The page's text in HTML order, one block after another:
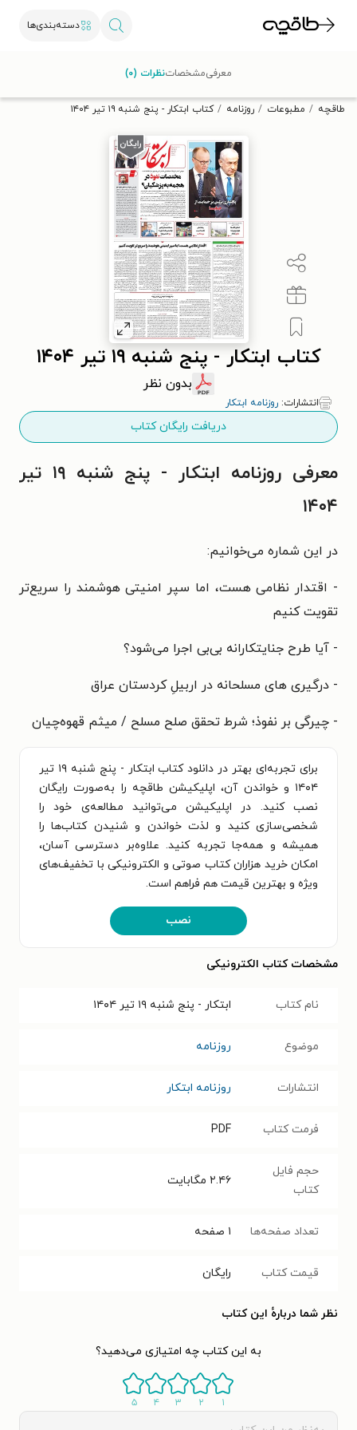
دسته‌بندی‌ها
تخفیف از طاقچه دریافت کن.
طاقچه مطبوعات روزنامه کتاب ابتکار - پنج شنبه ۱۹ تیر ۱۴۰۴
کتاب ابتکار - پنج شنبه ۱۹ تیر ۱۴۰۴
بدون نظر
انتشارات: روزنامه ابتکار
دریافت رایگان کتاب
معرفیمشخصاتنظرات (۰)
معرفی روزنامه ابتکار - پنج شنبه ۱۹ تیر
۱۴۰۴
در این شماره می‌خوانیم:
- اقتدار نظامی هست، اما سپر امنیتی هوشمند را سریع‌تر
تقویت کنیم
- آیا طرح جنایتکارانه بی‌بی اجرا می‌شود؟
- درگیری های مسلحانه در اربیلِ کردستان عراق
- چیرگی بر نفوذ؛ شرط تحقق صلح مسلح / میثم قهوه‌چیان
برای تجربه‌ای بهتر در دانلود کتاب ابتکار - پنج شنبه ۱۹ تیر
۱۴۰۴ و خواندن آن، اپلیکیشن طاقچه را به‌صورت رایگان
نصب کنید. در اپلیکیشن می‌توانید مطالعه‌ی خود را
شخصی‌سازی کنید و لذت خواندن و شنیدن کتاب‌ها را
همیشه و همه‌جا تجربه کنید. علاوه‌بر دسترسی آسان،
امکان خرید هزاران کتاب صوتی و الکترونیکی با تخفیف‌های
ویژه و بهترین قیمت هم فراهم است.
نصب
مشخصات کتاب الکترونیکی
نام کتاب ابتکار - پنج شنبه ۱۹ تیر ۱۴۰۴
موضوع روزنامه
انتشارات روزنامه ابتکار
فرمت کتاب PDF
حجم فایل
کتاب
۲.۴۶ مگابایت
تعداد صفحه‌ها ۱ صفحه
قیمت کتاب رایگان
نظر شما دربارهٔ این کتاب
به این کتاب چه امتیازی می‌دهید؟
۱ ۲ ۳ ۴ ۵